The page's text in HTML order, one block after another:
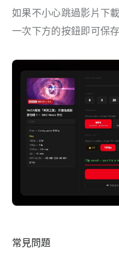
如果不小心跳過影片下
一次下方的按鈕即可保
常見問題